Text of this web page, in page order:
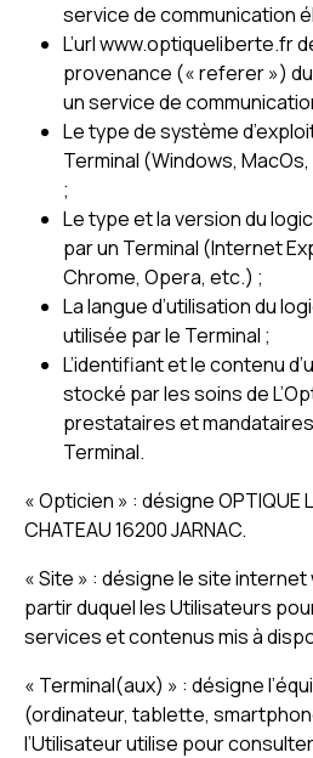
service de communication
L’url www.optiqueliberte.fr
provenance (« referer »)
un service de
Le type de système
Terminal (Windows,
;
Le type et la version du
par un Terminal (Internet
Chrome, Opera, etc.) ;
La langue d’utilisation du
utilisée par le Terminal ;
L’identifiant et le contenu
stocké par les soins de
prestataires et
Terminal.
« Opticien » : désigne OPTIQUE
CHATEAU 16200 JARNAC.
« Site » : désigne le site
partir duquel les Utilisateurs
services et contenus mis à
« Terminal(aux) » : désigne
(ordinateur, tablette,
l’Utilisateur utilise pour